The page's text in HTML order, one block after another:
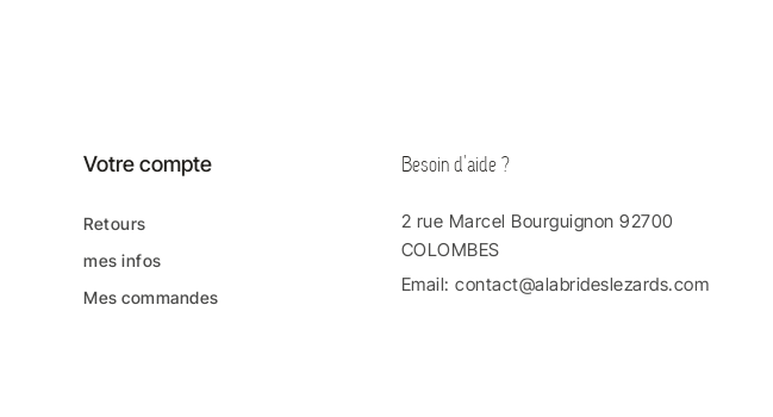
Votre compte
Retours
mes infos
Mes commandes
Besoin d'aide ?
2 rue Marcel Bourguignon 92700
COLOMBES
Email:contact@alabrideslezards.com